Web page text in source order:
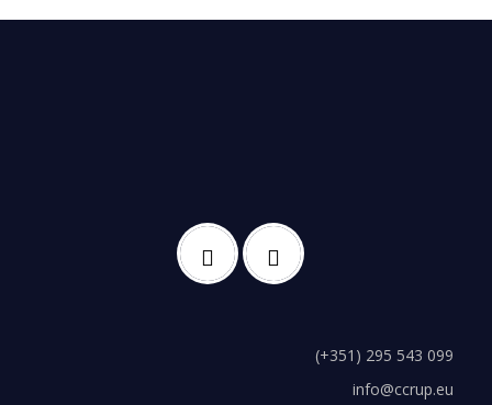
(+351) 295 543 099
info@ccrup.eu